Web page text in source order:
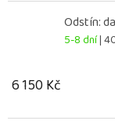
Odstín:
5-8 dní|
6 150 Kč